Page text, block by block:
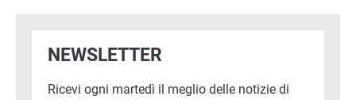
NEWSLETTER
Ricevi ogni martedì il meglio delle notizie di